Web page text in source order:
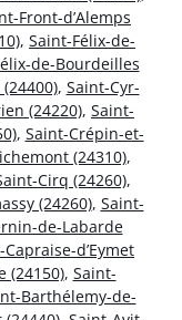
Front-d’Alemps
, Saint-Félix-de-
de-Bourdeilles
, Saint-Cyr-
(24220), Saint-
, Saint-Crépin-et-
(24310),
Cirq (24260),
(24260), Saint-
de-Labarde
d’Eymet
(24150), Saint-
Barthélemy-de-